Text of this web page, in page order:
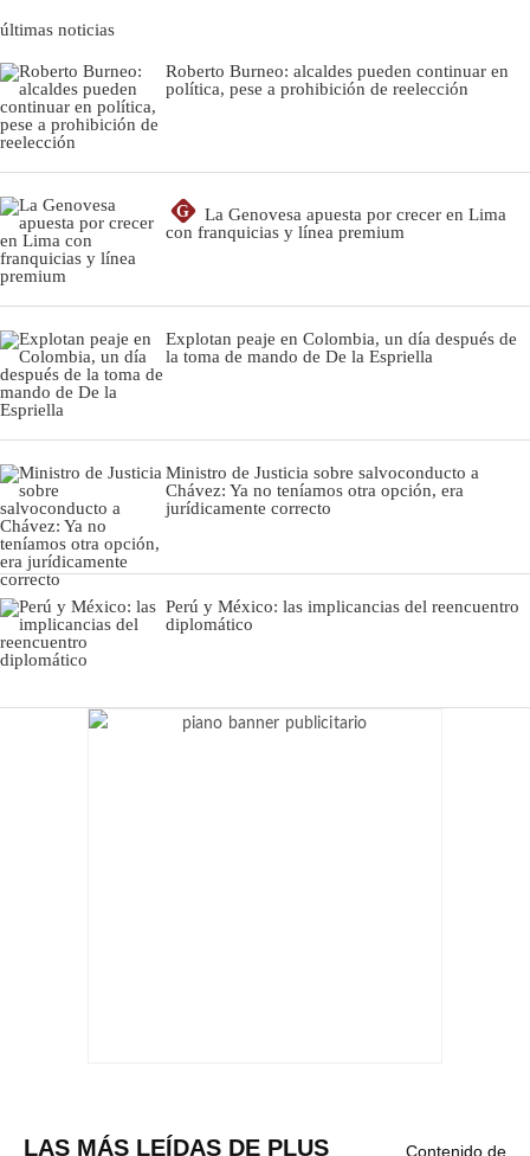
últimas noticias
Roberto Burneo: alcaldes pueden continuar en
política, pese a prohibición de reelección
G
La Genovesa apuesta por crecer en Lima
con franquicias y línea premium
Explotan peaje en Colombia, un día después de
la toma de mando de De la Espriella
Ministro de Justicia sobre salvoconducto a
Chávez: Ya no teníamos otra opción, era
jurídicamente correcto
Perú y México: las implicancias del reencuentro
diplomático
LAS MÁS LEÍDAS DE PLUS
Contenido de